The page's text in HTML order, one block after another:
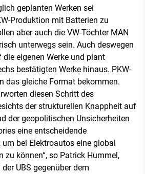
geplanten Werken sei
Produktion mit Batterien zu
aber auch die VW-Töchter MAN
unterwegs sein. Auch deswegen
eigenen Werke und plant
bestätigten Werke hinaus. PKW-
das gleiche Format bekommen.
diesen Schritt des
der strukturellen Knappheit auf
der geopolitischen Unsicherheiten
eine entscheidende
bei Elektroautos eine global
zu können“, so Patrick Hummel,
UBS gegenüber dem